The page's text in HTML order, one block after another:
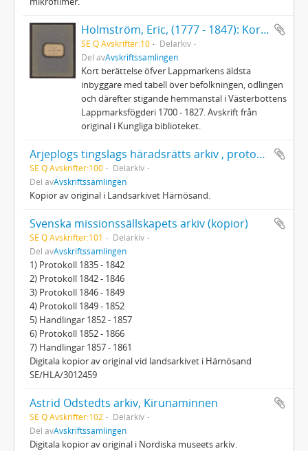
Holmström, Eric, (1777 - 1847): Kort berättelse öfver Lappmarkens äldsta inbyggare... 1700 - 1827
SE Q Avskrifter:10
Delarkiv
Del avAvskriftssamlingen
Kort berättelse öfver Lappmarkens äldsta
inbyggare med tabell över befolkningen, odlingen
och därefter stigande hemmanstal i Västerbottens
Lappmarksfögderi 1700 - 1827. Avskrift från
original i Kungliga biblioteket.
Arjeplogs tingslags häradsrätts arkiv , protokoll vid urtima ting och extra förrättningar 1803
SE Q Avskrifter:100
Delarkiv
Del avAvskriftssamlingen
Kopior av original i Landsarkivet Härnösand.
Svenska missionssällskapets arkiv (kopior)
SE Q Avskrifter:101
Delarkiv
Del avAvskriftssamlingen
1) Protokoll 1835 - 1842
2) Protokoll 1842 - 1846
3) Protokoll 1846 - 1849
4) Protokoll 1849 - 1852
5) Handlingar 1852 - 1857
6) Protokoll 1852 - 1866
7) Handlingar 1857 - 1861
Digitala kopior av original vid landsarkivet i Härnösand
SE/HLA/3012459
Astrid Odstedts arkiv, Kirunaminnen
SE Q Avskrifter:102
Delarkiv
Del avAvskriftssamlingen
Digitala kopior av original i Nordiska museets arkiv.